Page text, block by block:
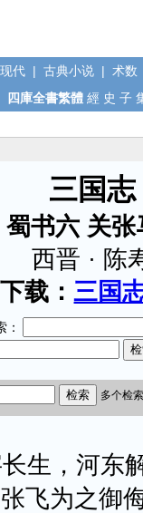
现代 | 古典小说 | 术数
四庫全書繁體 經 史 子
三国志
书六 关
西晋 · 陈
下载：三国
：
，河东
飞为之御